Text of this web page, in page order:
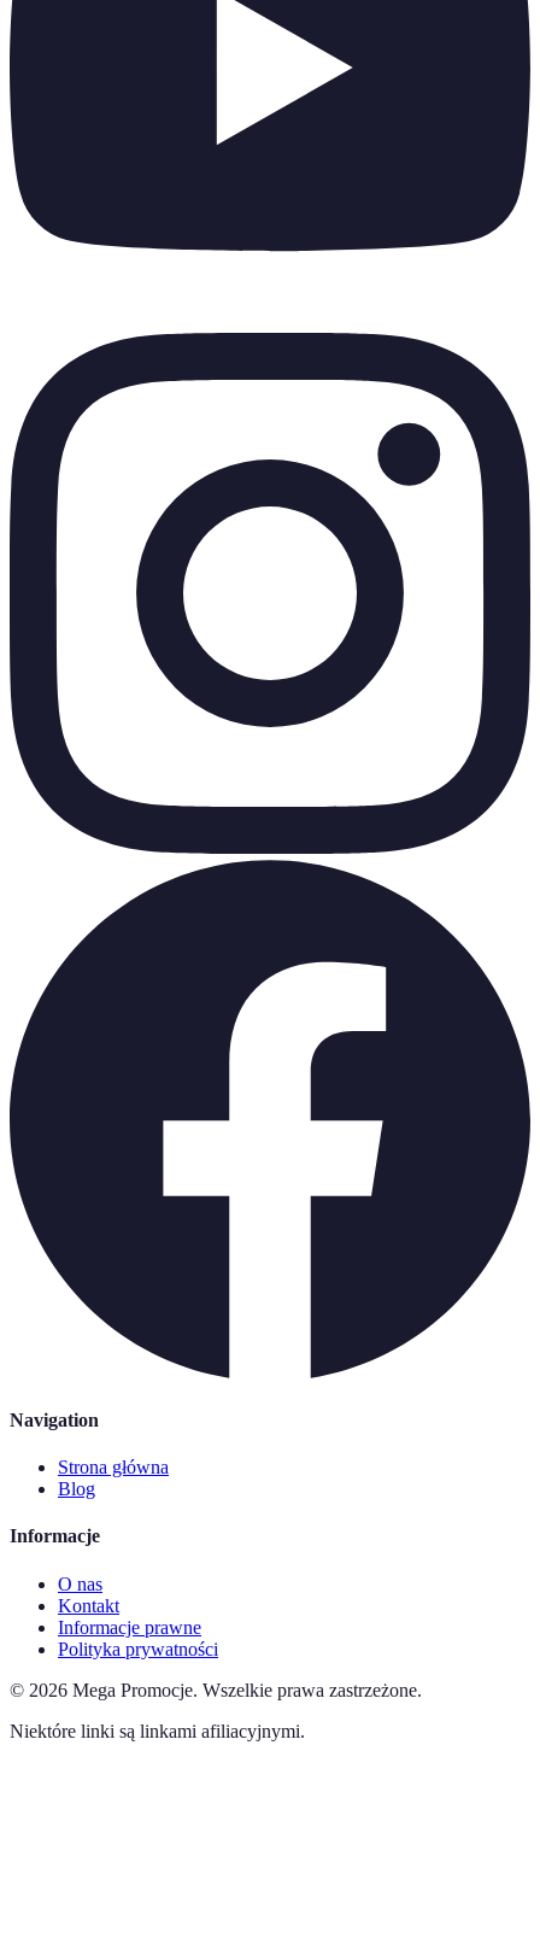
Navigation
Strona główna
Blog
Informacje
O nas
Kontakt
Informacje prawne
Polityka prywatności
© 2026 Mega Promocje. Wszelkie prawa zastrzeżone.
Niektóre linki są linkami afiliacyjnymi.